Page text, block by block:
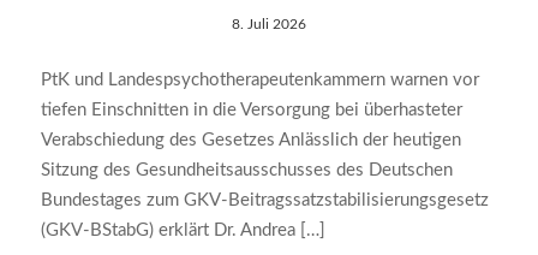
8. Juli 2026
PtK und Landespsychotherapeutenkammern warnen vor
tiefen Einschnitten in die Versorgung bei überhasteter
Verabschiedung des Gesetzes Anlässlich der heutigen
Sitzung des Gesundheitsausschusses des Deutschen
Bundestages zum GKV-Beitragssatzstabilisierungsgesetz
(GKV-BStabG) erklärt Dr. Andrea […]